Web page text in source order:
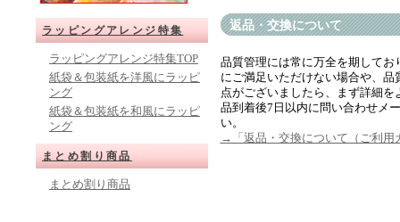
ラッピングアレンジ特集
ラッピングアレンジ特集TOP
紙袋＆包装紙を洋風にラッピ
ング
紙袋＆包装紙を和風にラッピ
ング
まとめ割り商品
まとめ割り商品
返品・交換について
品質管理には常に万全を期してお
にご満足いただけない場合や、品
点がございましたら、まず詳細を
品到着後7日以内に問い合わせメ
い。
→「返品・交換について（ご利用